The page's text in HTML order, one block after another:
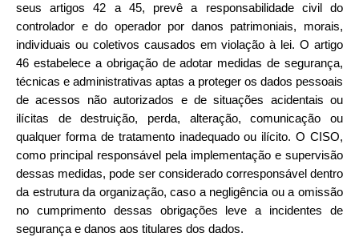
seus artigos 42 a 45, prevê a responsabilidade civil do
controlador e do operador por danos patrimoniais, morais,
individuais ou coletivos causados em violação à lei. O artigo
46 estabelece a obrigação de adotar medidas de segurança,
técnicas e administrativas aptas a proteger os dados pessoais
de acessos não autorizados e de situações acidentais ou
ilícitas de destruição, perda, alteração, comunicação ou
qualquer forma de tratamento inadequado ou ilícito. O CISO,
como principal responsável pela implementação e supervisão
dessas medidas, pode ser considerado corresponsável dentro
da estrutura da organização, caso a negligência ou a omissão
no cumprimento dessas obrigações leve a incidentes de
segurança e danos aos titulares dos dados.